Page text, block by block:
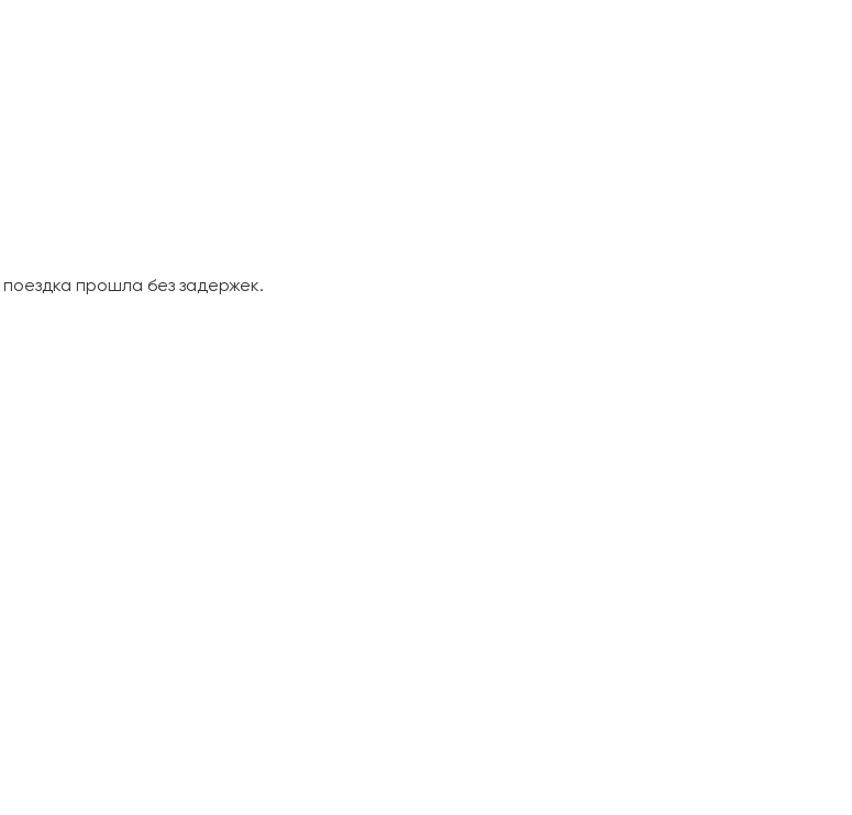
прошла без задержек.